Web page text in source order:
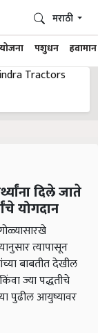
पशुधन हवामान
मराठी
दिले जाते
योगदान
त्यापासून
बाबतीत देखील
ज्या पद्धतीचे
पुढील आयुष्यावर